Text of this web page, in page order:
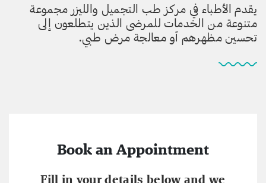
يقدم الأطباء في مركز طب التجميل والليزر مجموعة
متنوعة من الخدمات للمرضى الذين يتطلعون إلى
تحسين مظهرهم أو معالجة مرض طبي.
Book an Appointment
Fill in your details below and we